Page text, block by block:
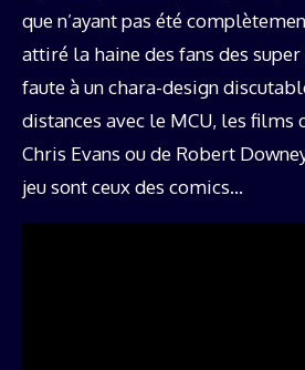
que n’ayant pas été
attiré la haine des fans des
faute à un chara-design
distances avec le MCU, les films
Chris Evans ou de Robert
jeu sont ceux des comics…